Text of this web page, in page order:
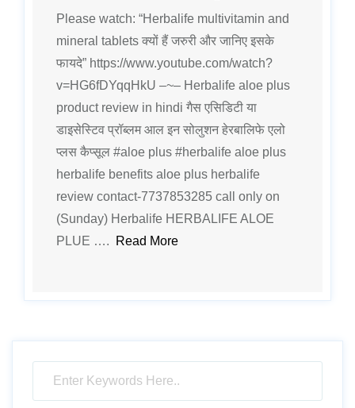
Please watch: “Herbalife multivitamin and
mineral tablets क्यों हैं जरुरी और जानिए इसके
फायदे” https://www.youtube.com/watch?
v=HG6fDYqqHkU –~– Herbalife aloe plus
product review in hindi गैस एसिडिटी या
डाइसेस्टिव प्रॉब्लम आल इन सोलुशन हेरबालिफे एलो
प्लस कैप्सूल #aloe plus #herbalife aloe plus
herbalife benefits aloe plus herbalife
review contact-7737853285 call only on
(Sunday) Herbalife HERBALIFE ALOE
PLUE ….
Read More